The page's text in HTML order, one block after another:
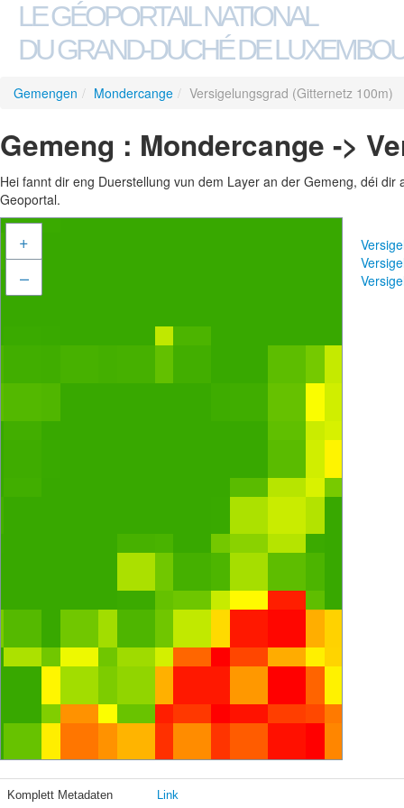
LE GÉOPORTAIL NATIONAL
DU GRAND-DUCHÉ DE
Gemengen / Mondercange / Versigelungsgrad (Gitternetz 100m)
Gemeng : Mondercange ->
Hei fannt dir eng Duerstellung vun dem Layer an der Gemeng, déi
Geoportal.
+
–
Komplett Metadaten Link